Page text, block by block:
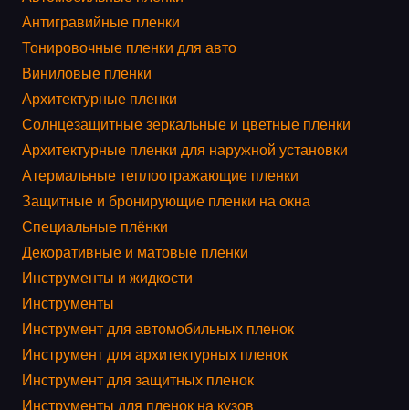
Антигравийные пленки
Тонировочные пленки для авто
Виниловые пленки
Архитектурные пленки
Солнцезащитные зеркальные и цветные пленки
Архитектурные пленки для наружной установки
Атермальные теплоотражающие пленки
Защитные и бронирующие пленки на окна
Специальные плёнки
Декоративные и матовые пленки
Инструменты и жидкости
Инструменты
Инструмент для автомобильных пленок
Инструмент для архитектурных пленок
Инструмент для защитных пленок
Инструменты для пленок на кузов